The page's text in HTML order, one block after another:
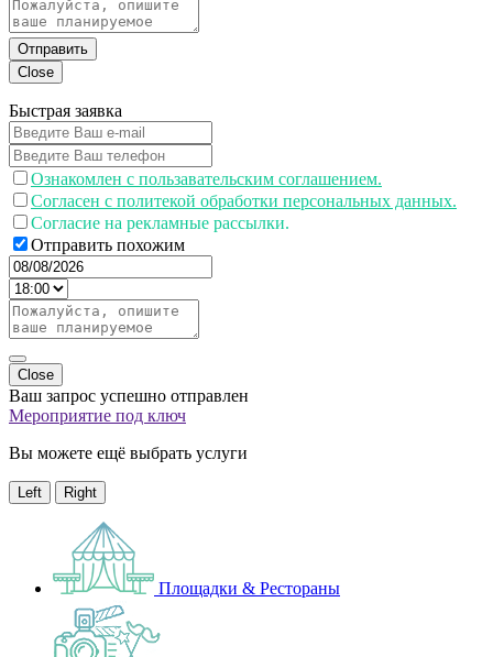
Отправить
Close
Быстрая заявка
Ознакомлен с пользавательским соглашением.
Согласен с политекой обработки персональных данных.
Согласие на рекламные рассылки.
Отправить похожим
Close
Ваш запрос успешно отправлен
Мероприятие под ключ
Вы можете ещё выбрать услуги
Left Right
Площадки & Рестораны